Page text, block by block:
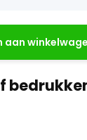
aan